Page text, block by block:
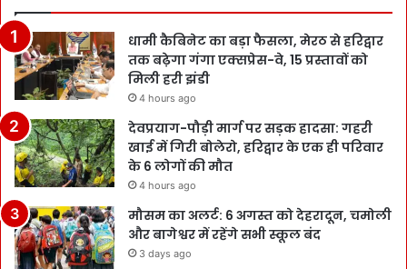
धामी कैबिनेट का बड़ा फैसला, मेरठ से हरिद्वार
तक बढ़ेगा गंगा एक्सप्रेस-वे, 15 प्रस्तावों को
मिली हरी झंडी
4 hours ago
देवप्रयाग-पौड़ी मार्ग पर सड़क हादसा: गहरी
खाई में गिरी बोलेरो, हरिद्वार के एक ही परिवार
के 6 लोगों की मौत
4 hours ago
मौसम का अलर्ट: 6 अगस्त को देहरादून, चमोली
और बागेश्वर में रहेंगे सभी स्कूल बंद
3 days ago